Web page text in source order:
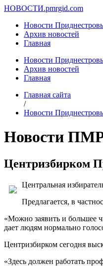
НОВОСТИ.pmrgid.com
Новости
Архив новостей
Главная
Новости
Архив новостей
Главная
Главная сайта
/
Новости
Новости
Центризбирком
Центральная
Предлагается, в
«Можно заявить и большее
дает людям нормально
Центризбирком сегодня
«Здесь должен работать